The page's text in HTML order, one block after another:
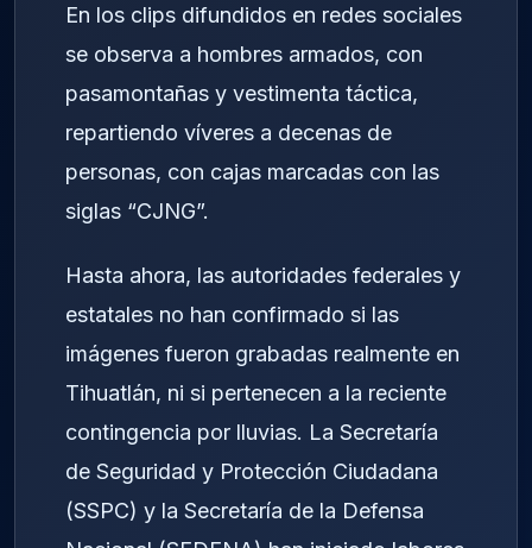
En los clips difundidos en redes sociales
se observa a hombres armados, con
pasamontañas y vestimenta táctica,
repartiendo víveres a decenas de
personas, con cajas marcadas con las
siglas “CJNG”.
Hasta ahora, las autoridades federales y
estatales no han confirmado si las
imágenes fueron grabadas realmente en
Tihuatlán, ni si pertenecen a la reciente
contingencia por lluvias. La Secretaría
de Seguridad y Protección Ciudadana
(SSPC) y la Secretaría de la Defensa